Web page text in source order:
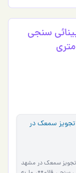
سنجی
تجویز سمعک در
تجویز سمعک در مشهد